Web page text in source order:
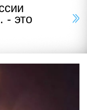
- это